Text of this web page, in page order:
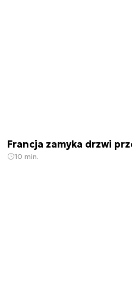
Francja zamyka drzwi
10 min.